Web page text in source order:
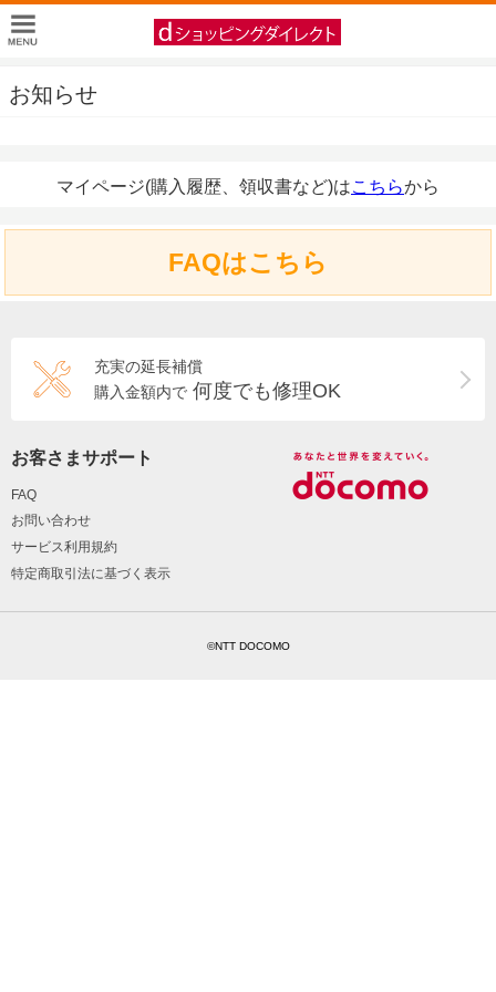
お知らせ
マイページ(購入履歴、領収書など)はこちらから
FAQはこちら
充実の延長補償
購入金額内で 何度でも修理OK
お客さまサポート
FAQ
お問い合わせ
サービス利用規約
特定商取引法に基づく表示
©NTT DOCOMO